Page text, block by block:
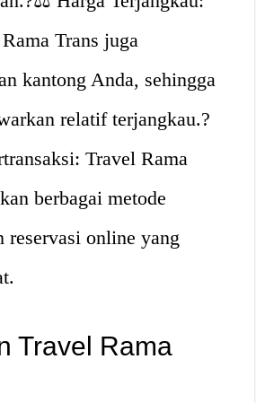
Trans juga
kantong Anda, sehingga
relatif terjangkau.?
Travel Rama
berbagai metode
reservasi online yang
Travel Rama